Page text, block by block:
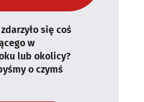
się coś
w
lub okolicy?
o czymś